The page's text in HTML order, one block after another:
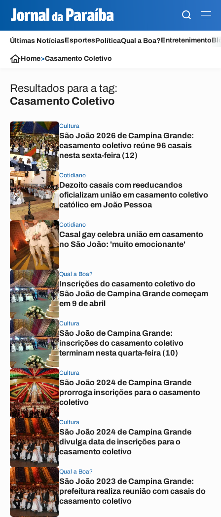
Últimas NotíciasEsportesPolíticaQual a Boa?Entretenimento
Home>Casamento Coletivo
Resultados para a tag:
Casamento Coletivo
Cultura
São João 2026 de Campina Grande:
casamento coletivo reúne 96 casais
nesta sexta-feira (12)
Cotidiano
Dezoito casais com reeducandos
oficializam união em casamento coletivo
católico em João Pessoa
Cotidiano
Casal gay celebra união em casamento
no São João: 'muito emocionante'
Qual a Boa?
Inscrições do casamento coletivo do
São João de Campina Grande começam
em 9 de abril
Cultura
São João de Campina Grande:
inscrições do casamento coletivo
terminam nesta quarta-feira (10)
Cultura
São João 2024 de Campina Grande
prorroga inscrições para o casamento
coletivo
Cultura
São João 2024 de Campina Grande
divulga data de inscrições para o
casamento coletivo
Qual a Boa?
São João 2023 de Campina Grande:
prefeitura realiza reunião com casais do
casamento coletivo